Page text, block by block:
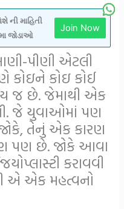
ની માહિતી
જોડાઓ
Join Now
પીણી એટલી
કોઇને કોઇ કોઈ
જ છે. જેમાથી એક
જે યુવાઓમાં પણ
તેનું એક કારણ
પણ છે. જોકે આવા
કરાવવી
એ એક મહત્વનો